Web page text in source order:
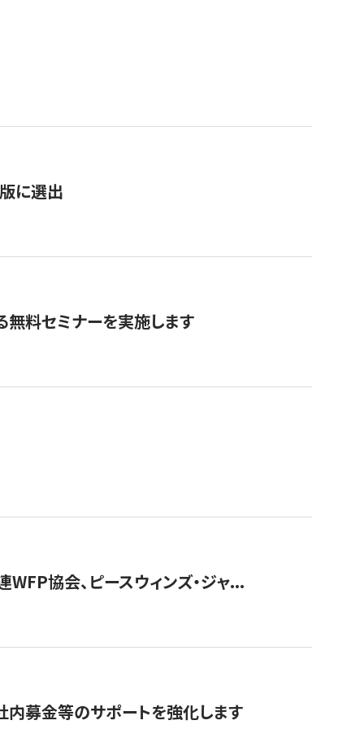
に選出
無料セミナーを実施します
協会、ピースウィンズ・ジャ...
内募金等のサポートを強化します